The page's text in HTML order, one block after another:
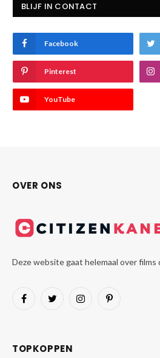
BLIJF IN CONTACT
Facebook
Pinterest
YouTube
OVER ONS
Deze website gaat helemaal over films
FacebookTwitterInstagramPinterest
TOPKOPPEN